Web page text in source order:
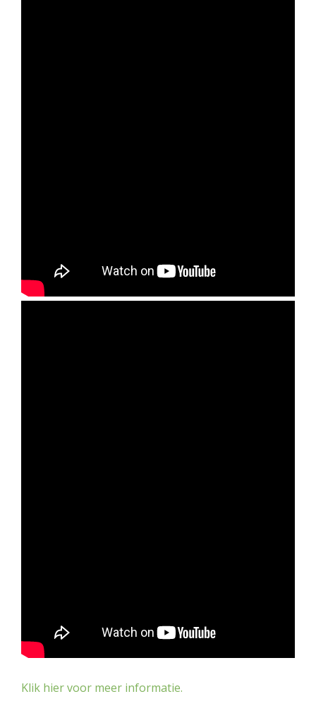
Klik hier voor meer informatie.